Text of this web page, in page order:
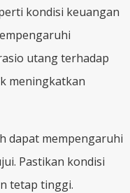
kondisi keuangan
utang terhadap
meningkatkan
dapat mempengaruhi
Pastikan kondisi
tetap tinggi.